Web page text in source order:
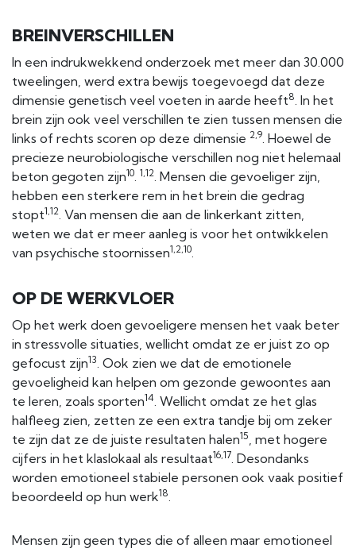
BREINVERSCHILLEN
In een indrukwekkend onderzoek met meer dan 30.000
tweelingen, werd extra bewijs toegevoegd dat deze
dimensie genetisch veel voeten in aarde heeft8. In het
brein zijn ook veel verschillen te zien tussen mensen die
links of rechts scoren op deze dimensie 2,9. Hoewel de
precieze neurobiologische verschillen nog niet helemaal
beton gegoten zijn10. 1,12. Mensen die gevoeliger zijn,
hebben een sterkere rem in het brein die gedrag
stopt1,12. Van mensen die aan de linkerkant zitten,
weten we dat er meer aanleg is voor het ontwikkelen
van psychische stoornissen1,2,10.
OP DE WERKVLOER
Op het werk doen gevoeligere mensen het vaak beter
in stressvolle situaties, wellicht omdat ze er juist zo op
gefocust zijn13. Ook zien we dat de emotionele
gevoeligheid kan helpen om gezonde gewoontes aan
te leren, zoals sporten14. Wellicht omdat ze het glas
halfleeg zien, zetten ze een extra tandje bij om zeker
te zijn dat ze de juiste resultaten halen15, met hogere
cijfers in het klaslokaal als resultaat16,17. Desondanks
worden emotioneel stabiele personen ook vaak positief
beoordeeld op hun werk18.
Mensen zijn geen types die of alleen maar emotioneel